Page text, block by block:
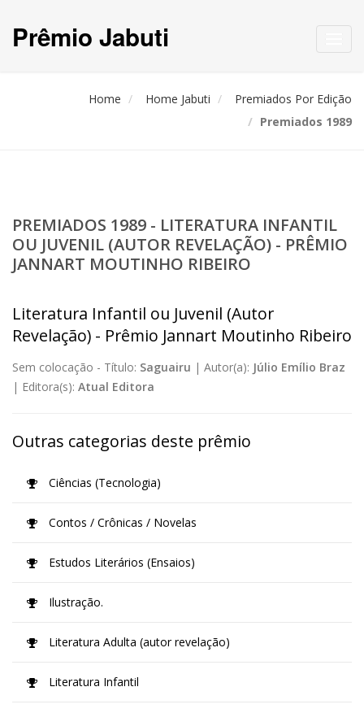
Prêmio Jabuti
Home Home Jabuti
Premiados Por Edição
Premiados 1989
PREMIADOS 1989 - LITERATURA INFANTIL
OU JUVENIL (AUTOR REVELAÇÃO) - PRÊMIO
JANNART MOUTINHO RIBEIRO
Literatura Infantil ou Juvenil (Autor
Revelação) - Prêmio Jannart Moutinho Ribeiro
Sem colocação - Título: Saguairu | Autor(a): Júlio Emílio Braz
| Editora(s): Atual Editora
Outras categorias deste prêmio
Ciências (Tecnologia)
Contos / Crônicas / Novelas
Estudos Literários (Ensaios)
Ilustração.
Literatura Adulta (autor revelação)
Literatura Infantil